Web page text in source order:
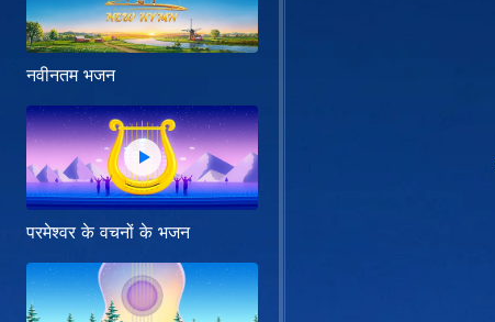
नवीनतम भजन
परमेश्वर के वचनों के भजन